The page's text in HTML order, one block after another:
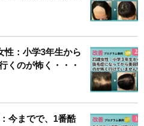
：小学3年生から
くのが怖く・・・
今までで、1番酷